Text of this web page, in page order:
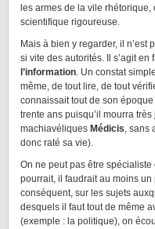
les armes de la vile
scientifique rigoureuse.
Mais à bien y regarder, il n’est
si vite des autorités. Il s’agit en
l’information. Un constat
même, de tout lire, de tout
connaissait tout de son
trente ans puisqu’il mourra
machiavéliques Médicis, sans
donc raté sa vie).
On ne peut pas être
pourrait, il faudrait au moins un
conséquent, sur les sujets
desquels il faut tout de même
(exemple : la politique), on